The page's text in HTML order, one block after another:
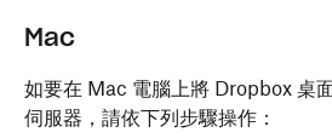
Mac
如要在 Mac 電腦上將 Dropbox 桌
伺服器，請依下列步驟操作：